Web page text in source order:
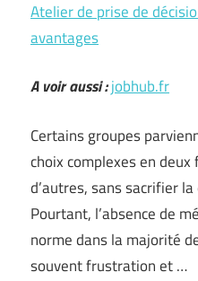
Atelier de prise de
avantages
A voir aussi :jobhub.fr
Certains groupes
choix complexes en
d’autres, sans sacrifier
Pourtant, l’absence de
norme dans la majorité
souvent frustration et …